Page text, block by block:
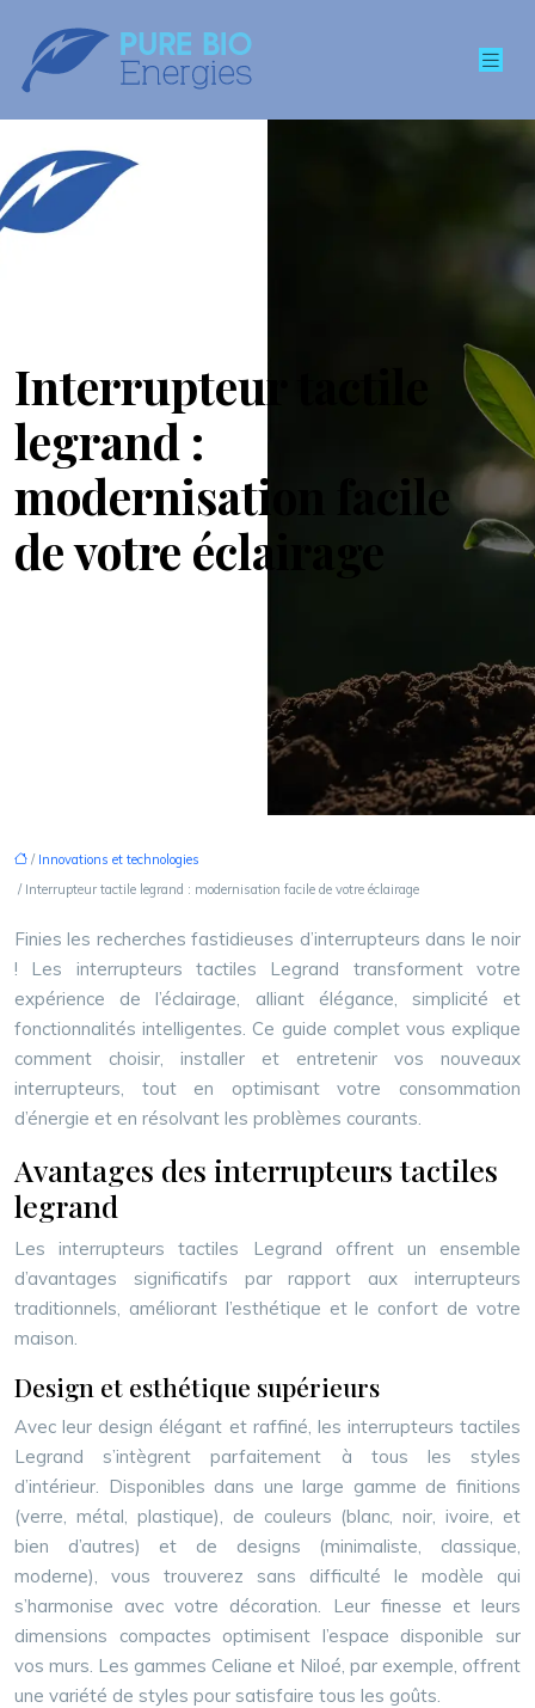
Interrupteur tactile
legrand :
modernisation facile
de votre éclairage
/ Innovations et technologies
/ Interrupteur tactile legrand : modernisation facile de votre éclairage
Finies les recherches fastidieuses d’interrupteurs dans le noir
! Les interrupteurs tactiles Legrand transforment votre
expérience de l’éclairage, alliant élégance, simplicité et
fonctionnalités intelligentes. Ce guide complet vous explique
comment choisir, installer et entretenir vos nouveaux
interrupteurs, tout en optimisant votre consommation
d’énergie et en résolvant les problèmes courants.
Avantages des interrupteurs tactiles
legrand
Les interrupteurs tactiles Legrand offrent un ensemble
d’avantages significatifs par rapport aux interrupteurs
traditionnels, améliorant l’esthétique et le confort de votre
maison.
Design et esthétique supérieurs
Avec leur design élégant et raffiné, les interrupteurs tactiles
Legrand s’intègrent parfaitement à tous les styles
d’intérieur. Disponibles dans une large gamme de finitions
(verre, métal, plastique), de couleurs (blanc, noir, ivoire, et
bien d’autres) et de designs (minimaliste, classique,
moderne), vous trouverez sans difficulté le modèle qui
s’harmonise avec votre décoration. Leur finesse et leurs
dimensions compactes optimisent l’espace disponible sur
vos murs. Les gammes Celiane et Niloé, par exemple, offrent
une variété de styles pour satisfaire tous les goûts.